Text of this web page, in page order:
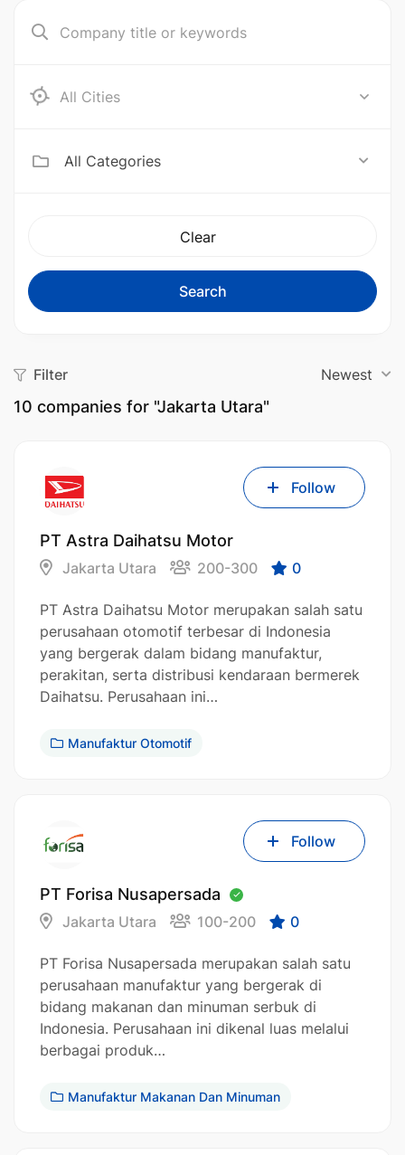
Aceh Barat
All Categories
Clear
Search
Filter Newest
10 companies for "Jakarta Utara"
PT Astra Daihatsu Motor
Jakarta Utara 200-300 0
Follow
PT Astra Daihatsu Motor merupakan salah satu
perusahaan otomotif terbesar di Indonesia
yang bergerak dalam bidang manufaktur,
perakitan, serta distribusi kendaraan bermerek
Daihatsu. Perusahaan ini…
Manufaktur Otomotif
PT Forisa Nusapersada
Jakarta Utara 100-200 0
Follow
PT Forisa Nusapersada merupakan salah satu
perusahaan manufaktur yang bergerak di
bidang makanan dan minuman serbuk di
Indonesia. Perusahaan ini dikenal luas melalui
berbagai produk…
Manufaktur Makanan Dan Minuman